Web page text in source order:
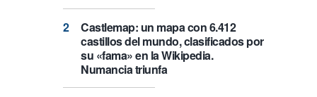
Castlemap: un mapa con 6.412
castillos del mundo, clasificados por
su «fama» en la Wikipedia.
Numancia triunfa